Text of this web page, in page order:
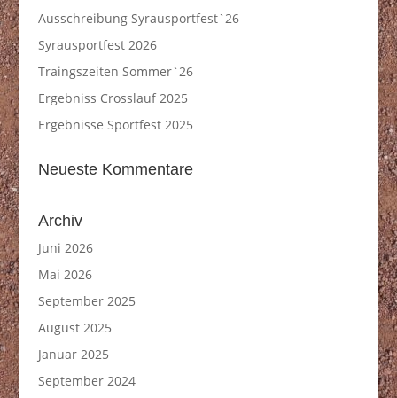
Ausschreibung Syrausportfest`26
Syrausportfest 2026
Traingszeiten Sommer`26
Ergebniss Crosslauf 2025
Ergebnisse Sportfest 2025
Neueste Kommentare
Archiv
Juni 2026
Mai 2026
September 2025
August 2025
Januar 2025
September 2024